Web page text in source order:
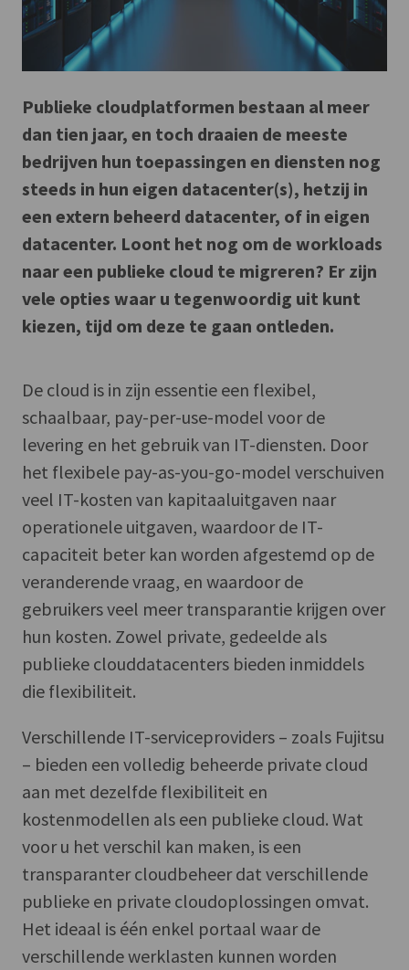
Publieke cloudplatformen bestaan al meer
dan tien jaar, en toch draaien de meeste
bedrijven hun toepassingen en diensten nog
steeds in hun eigen datacenter(s), hetzij in
een extern beheerd datacenter, of in eigen
datacenter. Loont het nog om de workloads
naar een publieke cloud te migreren? Er zijn
vele opties waar u tegenwoordig uit kunt
kiezen, tijd om deze te gaan ontleden.
De cloud is in zijn essentie een flexibel,
schaalbaar, pay-per-use-model voor de
levering en het gebruik van IT-diensten. Door
het flexibele pay-as-you-go-model verschuiven
veel IT-kosten van kapitaaluitgaven naar
operationele uitgaven, waardoor de IT-
capaciteit beter kan worden afgestemd op de
veranderende vraag, en waardoor de
gebruikers veel meer transparantie krijgen over
hun kosten. Zowel private, gedeelde als
publieke clouddatacenters bieden inmiddels
die flexibiliteit.
Verschillende IT-serviceproviders – zoals Fujitsu
– bieden een volledig beheerde private cloud
aan met dezelfde flexibiliteit en
kostenmodellen als een publieke cloud. Wat
voor u het verschil kan maken, is een
transparanter cloudbeheer dat verschillende
publieke en private cloudoplossingen omvat.
Het ideaal is één enkel portaal waar de
verschillende werklasten kunnen worden